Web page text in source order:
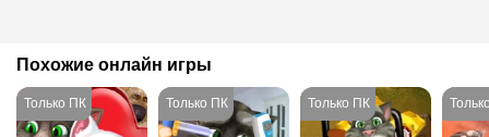
Похожие онлайн игры